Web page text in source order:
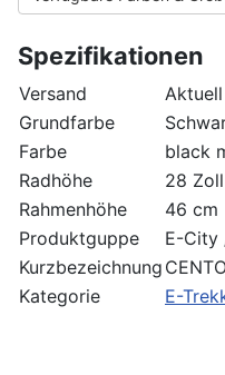
Spezifikationen
Versand
Grundfarbe
Farbe
black
Radhöhe
28 Zoll
Rahmenhöhe
46 cm
Produktguppe
E-City
Kurzbezeichnung
Kategorie
E-